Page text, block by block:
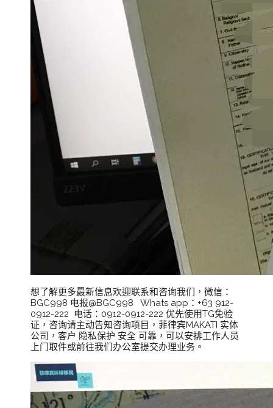
想了解更多最新信息欢迎联系和咨询我们，微信：
BGC998 电报@BGC998 Whats app：+63 912-
0912-222 电话：0912-0912-222 优先使用TG免验
证，咨询请主动告知咨询项目，菲律宾MAKATI 实体
公司，客户 隐私保护 安全 可靠，可以安排工作人员
上门取件或前往我们办公室提交办理业务。